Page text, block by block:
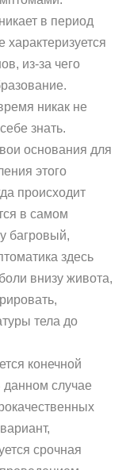
в период
из-за чего
никак не
знать.
основания для
этого
происходит
в самом
багровый,
здесь
внизу живота,
тела до
конечной
данном случае
срочная